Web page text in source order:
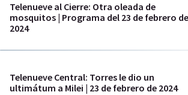
Telenueve al Cierre: Otra oleada de
mosquitos | Programa del 23 de febrero de
2024
Telenueve Central: Torres le dio un
ultimátum a Milei | 23 de febrero de 2024